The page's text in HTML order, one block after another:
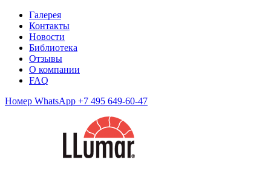
Галерея
Контакты
Новости
Библиотека
Отзывы
О компании
FAQ
Номер WhatsApp +7 495 649-60-47